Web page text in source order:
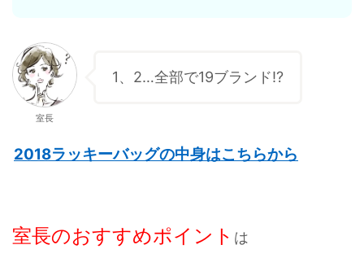
室長
1、2…全部で19ブランド!?
2018ラッキーバッグの中身はこちらから
室長のおすすめポイント は